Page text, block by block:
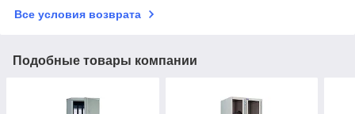
Все условия возврата
Подобные товары компании